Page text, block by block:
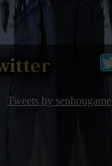
Tweets by senhougame